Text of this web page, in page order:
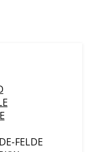
FELDE